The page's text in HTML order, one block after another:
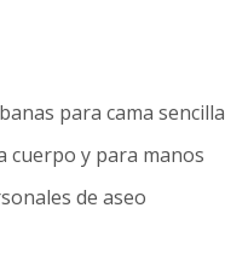
para cama sencilla
cuerpo y para manos
de aseo